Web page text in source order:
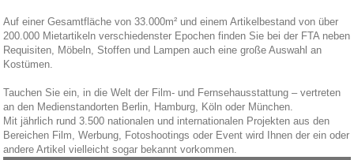
Auf einer Gesamtfläche von 33.000m² und einem Artikelbestand von über
200.000 Mietartikeln verschiedenster Epochen finden Sie bei der FTA neben
Requisiten, Möbeln, Stoffen und Lampen auch eine große Auswahl an
Kostümen.
Tauchen Sie ein, in die Welt der Film- und Fernsehausstattung – vertreten
an den Medienstandorten Berlin, Hamburg, Köln oder München.
Mit jährlich rund 3.500 nationalen und internationalen Projekten aus den
Bereichen Film, Werbung, Fotoshootings oder Event wird Ihnen der ein oder
andere Artikel vielleicht sogar bekannt vorkommen.